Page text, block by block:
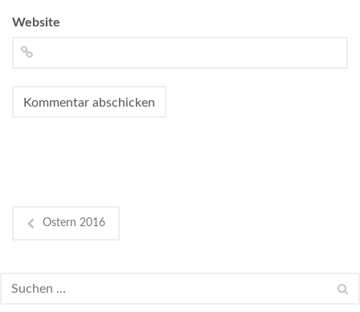
Website
Ostern 2016